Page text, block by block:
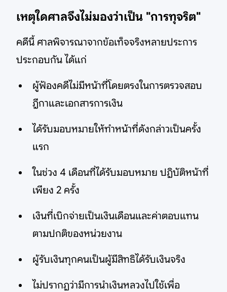
เหตุใดศาลจึงไม่มองว่าเป็น "การทุจริต"
คดีนี้ ศาลพิจารณาจากข้อเท็จจริงหลายประการ
ประกอบกัน ได้แก่
ผู้ฟ้องคดีไม่มีหน้าที่โดยตรงในการตรวจสอบ
ฎีกาและเอกสารการเงิน
ได้รับมอบหมายให้ทำหน้าที่ดังกล่าวเป็นครั้ง
แรก
ในช่วง 4 เดือนที่ได้รับมอบหมาย ปฏิบัติหน้าที่
เพียง 2 ครั้ง
เงินที่เบิกจ่ายเป็นเงินเดือนและค่าตอบแทน
ตามปกติของหน่วยงาน
ผู้รับเงินทุกคนเป็นผู้มีสิทธิได้รับเงินจริง
ไม่ปรากฏว่ามีการนำเงินหลวงไปใช้เพื่อ